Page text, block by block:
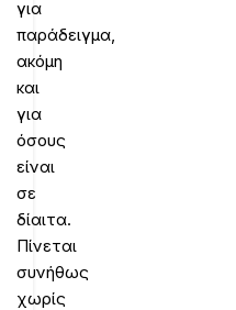
για
παράδειγμα,
ακόμη
και
για
όσους
είναι
σε
δίαιτα.
Πίνεται
συνήθως
χωρίς